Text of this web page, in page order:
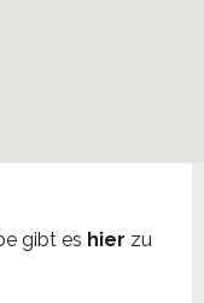
gibt es hier zu